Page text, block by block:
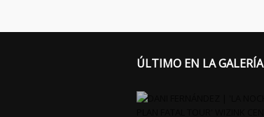
ÚLTIMO EN LA GALERÍA